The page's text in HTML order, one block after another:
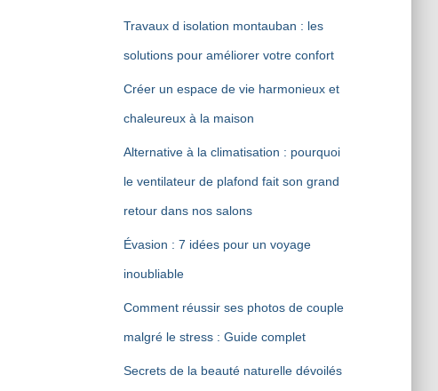
Travaux d isolation montauban : les
solutions pour améliorer votre confort
Créer un espace de vie harmonieux et
chaleureux à la maison
Alternative à la climatisation : pourquoi
le ventilateur de plafond fait son grand
retour dans nos salons
Évasion : 7 idées pour un voyage
inoubliable
Comment réussir ses photos de couple
malgré le stress : Guide complet
Secrets de la beauté naturelle dévoilés